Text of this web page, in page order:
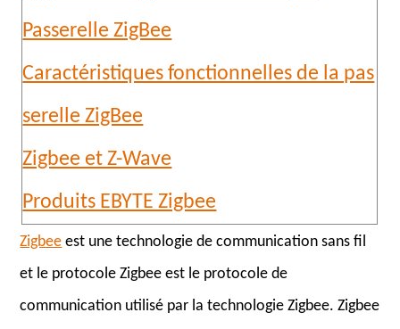
Passerelle ZigBee
Caractéristiques fonctionnelles de la pas
serelle ZigBee
Zigbee et Z-Wave
Produits EBYTE Zigbee
Zigbee est une technologie de communication sans fil
et le protocole Zigbee est le protocole de
communication utilisé par la technologie Zigbee. Zigbee